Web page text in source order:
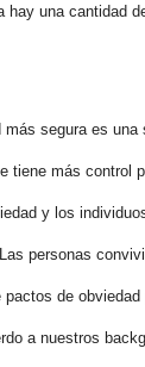
hay una cantidad
más segura es
tiene más control
y los
personas
de obviedad
a nuestros